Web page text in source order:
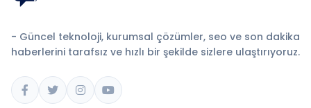
- Güncel teknoloji, kurumsal çözümler, seo ve son dakika
haberlerini tarafsız ve hızlı bir şekilde sizlere ulaştırıyoruz.